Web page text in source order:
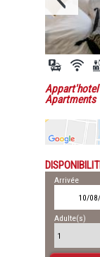
Apartments
Arrivée
Adulte(s)